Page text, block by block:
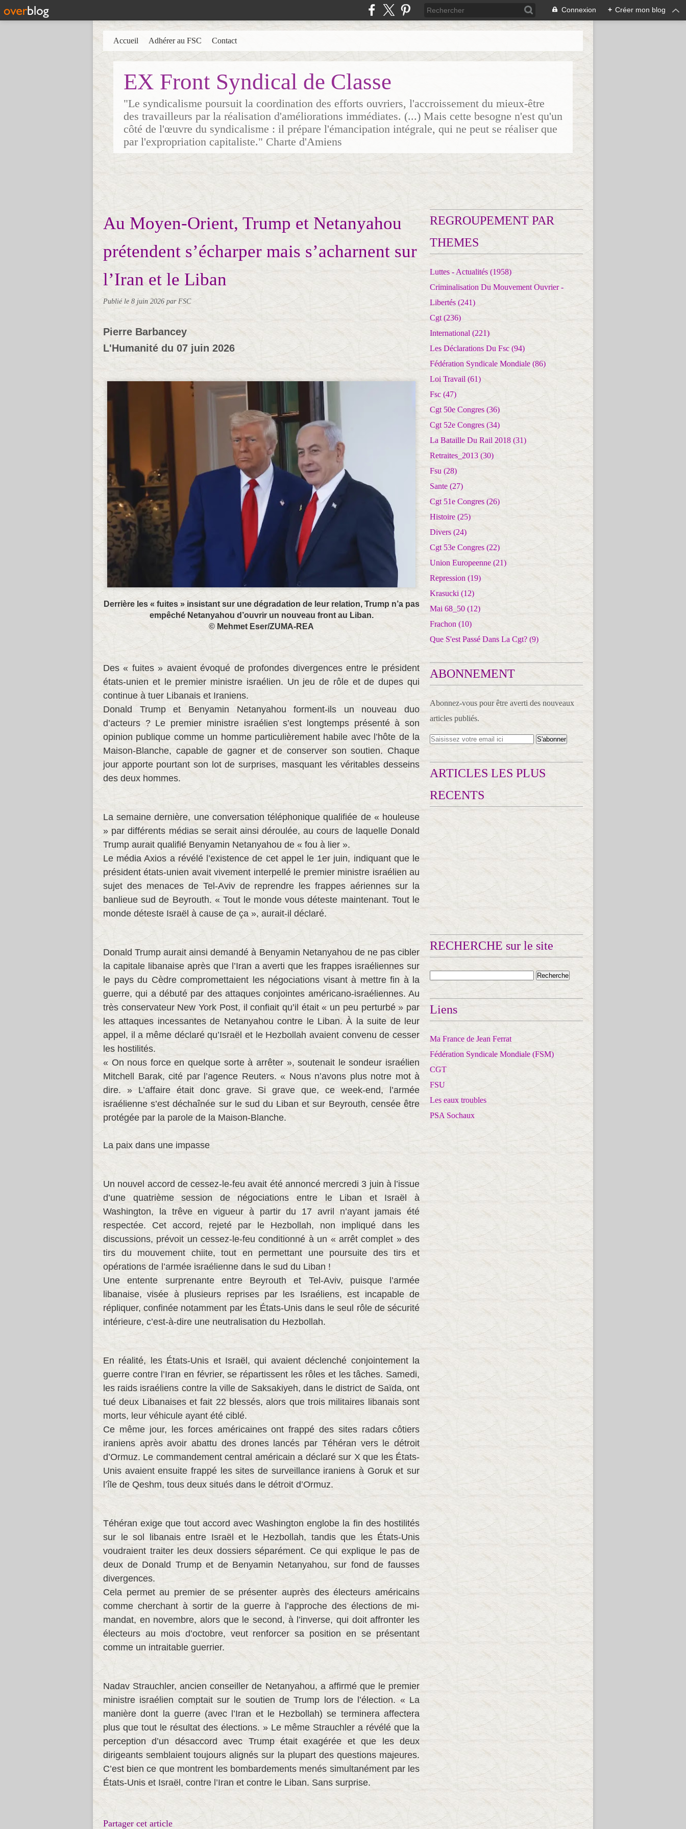
Connexion + Créer mon blog
EX Front Syndical de Classe
"Le syndicalisme poursuit la coordination des efforts ouvriers, l'accroissement du mieux-être
des travailleurs par la réalisation d'améliorations immédiates. (...) Mais cette besogne n'est qu'un
côté de l'œuvre du syndicalisme : il prépare l'émancipation intégrale, qui ne peut se réaliser que
par l'expropriation capitaliste." Charte d'Amiens
Accueil Adhérer au FSC Contact
Au Moyen-Orient, Trump et Netanyahou
prétendent s’écharper mais s’acharnent sur
l’Iran et le Liban
Publié le 8 juin 2026 par FSC
Pierre Barbancey
L'Humanité du 07 juin 2026
Derrière les « fuites » insistant sur une dégradation de leur relation, Trump n’a pas
empêché Netanyahou d’ouvrir un nouveau front au Liban.
© Mehmet Eser/ZUMA-REA
Des « fuites » avaient évoqué de profondes divergences entre le président
états-unien et le premier ministre israélien. Un jeu de rôle et de dupes qui
continue à tuer Libanais et Iraniens.
Donald Trump et Benyamin Netanyahou forment-ils un nouveau duo
d’acteurs ? Le premier ministre israélien s’est longtemps présenté à son
opinion publique comme un homme particulièrement habile avec l’hôte de la
Maison-Blanche, capable de gagner et de conserver son soutien. Chaque
jour apporte pourtant son lot de surprises, masquant les véritables desseins
des deux hommes.
La semaine dernière, une conversation téléphonique qualifiée de « houleuse
» par différents médias se serait ainsi déroulée, au cours de laquelle Donald
Trump aurait qualifié Benyamin Netanyahou de « fou à lier ».
Le média Axios a révélé l’existence de cet appel le 1er juin, indiquant que le
président états-unien avait vivement interpellé le premier ministre israélien au
sujet des menaces de Tel-Aviv de reprendre les frappes aériennes sur la
banlieue sud de Beyrouth. « Tout le monde vous déteste maintenant. Tout le
monde déteste Israël à cause de ça », aurait-il déclaré.
Donald Trump aurait ainsi demandé à Benyamin Netanyahou de ne pas cibler
la capitale libanaise après que l’Iran a averti que les frappes israéliennes sur
le pays du Cèdre compromettaient les négociations visant à mettre fin à la
guerre, qui a débuté par des attaques conjointes américano-israéliennes. Au
très conservateur New York Post, il confiait qu’il était « un peu perturbé » par
les attaques incessantes de Netanyahou contre le Liban. À la suite de leur
appel, il a même déclaré qu’Israël et le Hezbollah avaient convenu de cesser
les hostilités.
« On nous force en quelque sorte à arrêter », soutenait le sondeur israélien
Mitchell Barak, cité par l’agence Reuters. « Nous n’avons plus notre mot à
dire. » L’affaire était donc grave. Si grave que, ce week-end, l’armée
israélienne s’est déchaînée sur le sud du Liban et sur Beyrouth, censée être
protégée par la parole de la Maison-Blanche.
La paix dans une impasse
Un nouvel accord de cessez-le-feu avait été annoncé mercredi 3 juin à l’issue
d’une quatrième session de négociations entre le Liban et Israël à
Washington, la trêve en vigueur à partir du 17 avril n’ayant jamais été
respectée. Cet accord, rejeté par le Hezbollah, non impliqué dans les
discussions, prévoit un cessez-le-feu conditionné à un « arrêt complet » des
tirs du mouvement chiite, tout en permettant une poursuite des tirs et
opérations de l’armée israélienne dans le sud du Liban !
Une entente surprenante entre Beyrouth et Tel-Aviv, puisque l’armée
libanaise, visée à plusieurs reprises par les Israéliens, est incapable de
répliquer, confinée notamment par les États-Unis dans le seul rôle de sécurité
intérieure, c’est-à-dire une neutralisation du Hezbollah.
En réalité, les États-Unis et Israël, qui avaient déclenché conjointement la
guerre contre l’Iran en février, se répartissent les rôles et les tâches. Samedi,
les raids israéliens contre la ville de Saksakiyeh, dans le district de Saïda, ont
tué deux Libanaises et fait 22 blessés, alors que trois militaires libanais sont
morts, leur véhicule ayant été ciblé.
Ce même jour, les forces américaines ont frappé des sites radars côtiers
iraniens après avoir abattu des drones lancés par Téhéran vers le détroit
d’Ormuz. Le commandement central américain a déclaré sur X que les États-
Unis avaient ensuite frappé les sites de surveillance iraniens à Goruk et sur
l’île de Qeshm, tous deux situés dans le détroit d’Ormuz.
Téhéran exige que tout accord avec Washington englobe la fin des hostilités
sur le sol libanais entre Israël et le Hezbollah, tandis que les États-Unis
voudraient traiter les deux dossiers séparément. Ce qui explique le pas de
deux de Donald Trump et de Benyamin Netanyahou, sur fond de fausses
divergences.
Cela permet au premier de se présenter auprès des électeurs américains
comme cherchant à sortir de la guerre à l’approche des élections de mi-
mandat, en novembre, alors que le second, à l’inverse, qui doit affronter les
électeurs au mois d’octobre, veut renforcer sa position en se présentant
comme un intraitable guerrier.
Nadav Strauchler, ancien conseiller de Netanyahou, a affirmé que le premier
ministre israélien comptait sur le soutien de Trump lors de l’élection. « La
manière dont la guerre (avec l’Iran et le Hezbollah) se terminera affectera
plus que tout le résultat des élections. » Le même Strauchler a révélé que la
perception d’un désaccord avec Trump était exagérée et que les deux
dirigeants semblaient toujours alignés sur la plupart des questions majeures.
C’est bien ce que montrent les bombardements menés simultanément par les
États-Unis et Israël, contre l’Iran et contre le Liban. Sans surprise.
Partager cet article
REGROUPEMENT PAR
THEMES
Luttes - Actualités (1958)
Criminalisation Du Mouvement Ouvrier -
Libertés (241)
Cgt (236)
International (221)
Les Déclarations Du Fsc (94)
Fédération Syndicale Mondiale (86)
Loi Travail (61)
Fsc (47)
Cgt 50e Congres (36)
Cgt 52e Congres (34)
La Bataille Du Rail 2018 (31)
Retraites_2013 (30)
Fsu (28)
Sante (27)
Cgt 51e Congres (26)
Histoire (25)
Divers (24)
Cgt 53e Congres (22)
Union Europeenne (21)
Repression (19)
Krasucki (12)
Mai 68_50 (12)
Frachon (10)
Que S'est Passé Dans La Cgt? (9)
ABONNEMENT
Abonnez-vous pour être averti des nouveaux
articles publiés.
ARTICLES LES PLUS
RECENTS
RECHERCHE sur le site
Liens
Ma France de Jean Ferrat
Fédération Syndicale Mondiale (FSM)
CGT
FSU
Les eaux troubles
PSA Sochaux